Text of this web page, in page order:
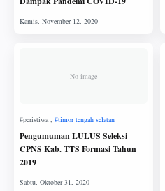
No image
Pengumuman LULUS Seleksi
CPNS Kab. TTS Formasi Tahun
2019